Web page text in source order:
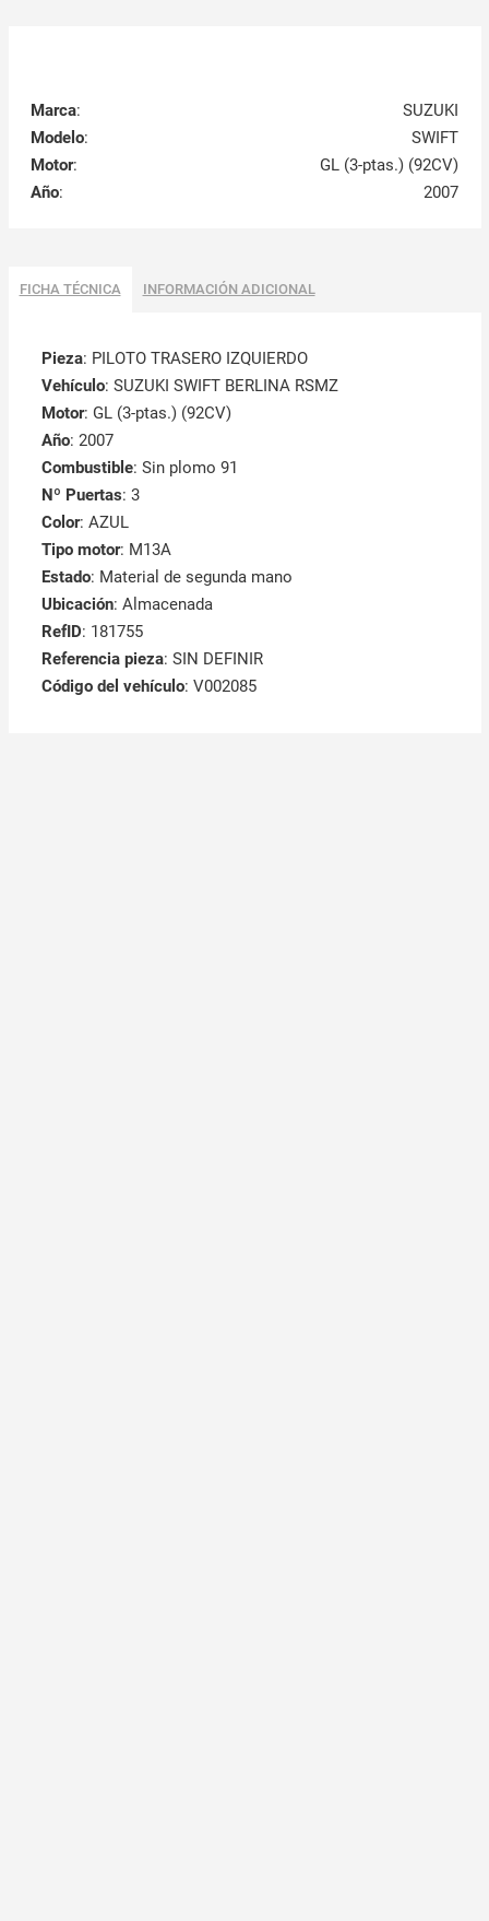
Marca:
SUZUKI
Modelo:
SWIFT
Motor:
GL (3-ptas.) (92CV)
Año: 2007
FICHA TÉCNICA INFORMACIÓN ADICIONAL
Pieza: PILOTO TRASERO IZQUIERDO
Vehículo: SUZUKI SWIFT BERLINA RSMZ
Motor: GL (3-ptas.) (92CV)
Año: 2007
Combustible: Sin plomo 91
Nº Puertas: 3
Color: AZUL
Tipo motor: M13A
Estado: Material de segunda mano
Ubicación: Almacenada
RefID: 181755
Referencia pieza: SIN DEFINIR
Código del vehículo: V002085